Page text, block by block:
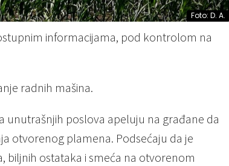
Foto: D. A.
informacijama, pod kontrolom na
radnih mašina.
unutrašnjih poslova apeluju na građane da
otvorenog plamena. Podsećaju da je
biljnih ostataka i smeća na otvorenom